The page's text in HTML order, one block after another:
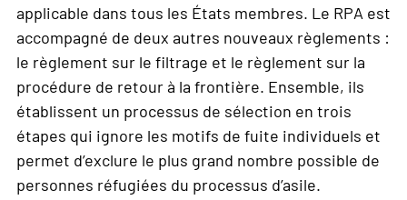
applicable dans tous les États membres. Le RPA est
accompagné de deux autres nouveaux règlements :
le règlement sur le filtrage et le règlement sur la
procédure de retour à la frontière. Ensemble, ils
établissent un processus de sélection en trois
étapes qui ignore les motifs de fuite individuels et
permet d’exclure le plus grand nombre possible de
personnes réfugiées du processus d’asile.